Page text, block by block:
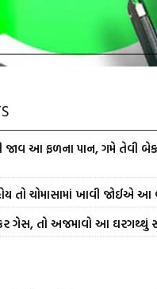
જાવ આ ફળના પાન, ગમે તેવી
તો ચોમાસામાં ખાવી જોઈએ
ગેસ, તો અજમાવો આ ઘરગથ્થું